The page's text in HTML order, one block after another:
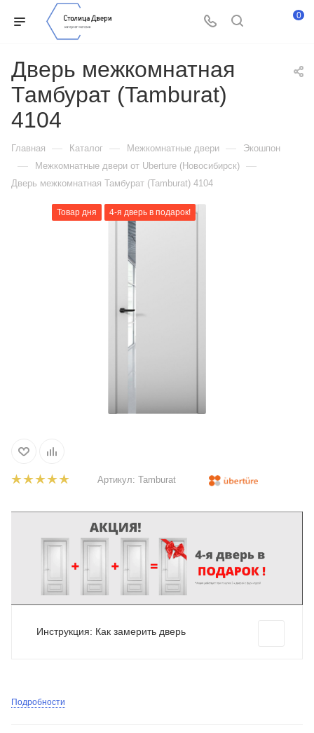
0
Дверь межкомнатная
Тамбурат (Tamburat)
4104
Главная — Каталог — Межкомнатные двери — Экошпон
— Межкомнатные двери от Uberture (Новосибирск) —
Дверь межкомнатная Тамбурат (Tamburat) 4104
Товар дня 4-я дверь в подарок!
Артикул: Tamburat
Инструкция: Как замерить дверь
Подробности